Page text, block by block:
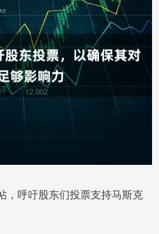
呼吁股东们投票支持马斯克